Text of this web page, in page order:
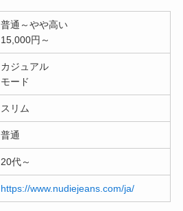
普通～やや高い
15,000円～
カジュアル
モード
スリム
普通
20代～
https://www.nudiejeans.com/ja/